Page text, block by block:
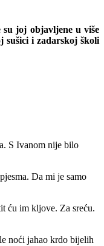
su joj objavljene u više
sušici i zadarskoj školi
S Ivanom nije bilo
Da mi je samo
ću im kljove. Za sreću.
noći jahao krdo bijelih